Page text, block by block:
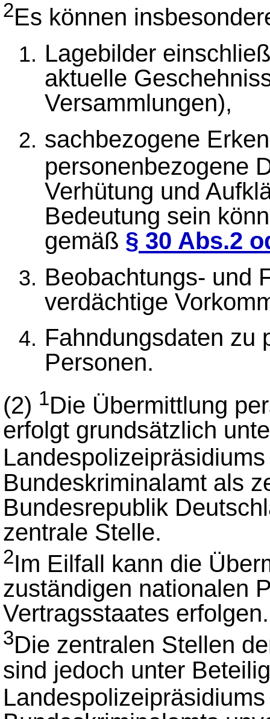
2Es können
Lagebilder
aktuelle
Versammlungen),
sachbezogene
personenbezogene
Verhütung und
Bedeutung sein
gemäß § 30 Abs.2
Beobachtungs- und
verdächtige
Fahndungsdaten zu
Personen.
(2) 1Die Übermittlung
erfolgt grundsätzlich
Bundeskriminalamt als
Bundesrepublik
zentrale Stelle.
2Im Eilfall kann die
zuständigen nationalen
Vertragsstaates erfolgen.
3Die zentralen Stellen
sind jedoch unter